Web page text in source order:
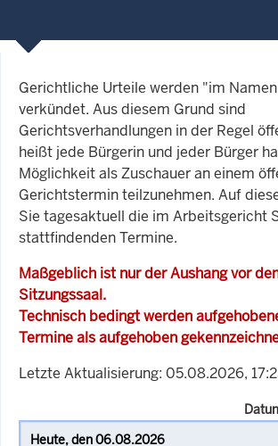
Gerichtliche Urteile werden "im
verkündet. Aus diesem Grund sind
Gerichtsverhandlungen in der Regel
heißt jede Bürgerin und jeder Bürger
Möglichkeit als Zuschauer an einem
Gerichtstermin teilzunehmen. Auf
Sie tagesaktuell die im Arbeitsgericht
stattfindenden Termine.
Maßgeblich ist nur der Aushang vor
Sitzungssaal.
Technisch bedingt werden
Termine als aufgehoben
Letzte Aktualisierung: 05.08.2026,